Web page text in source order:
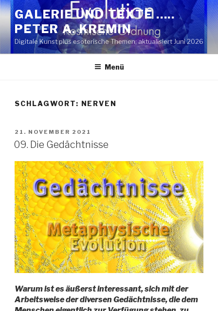
Zum
Inhalt
springen
GALERIE UND TEXTE …..
PETER A. KREMIN
Digitale Kunst plus esoterische Themen; aktualisiert Juni 2026
Menü
SCHLAGWORT: NERVEN
VERÖFFENTLICHT
AM
21. NOVEMBER 2021
09. Die Gedächtnisse
Warum ist es äußerst interessant, sich mit der
Arbeitsweise der diversen Gedächtnisse, die dem